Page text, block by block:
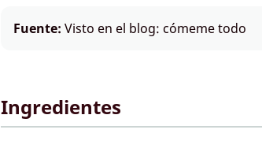
Fuente: Visto en el blog: cómeme todo
Ingredientes